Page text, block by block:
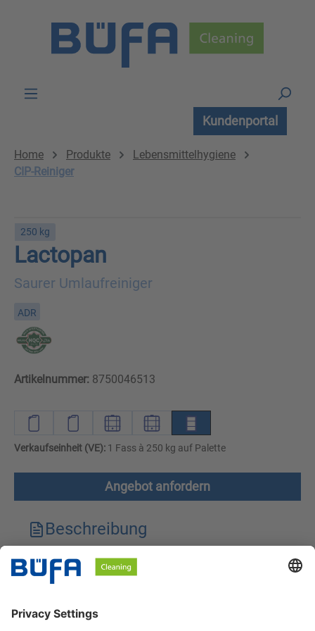
Kundenportal
Home Produkte
Lebensmittelhygiene
CIP-Reiniger
250 kg
Lactopan
Saurer Umlaufreiniger
ADR
Artikelnummer: 8750046513
Verkaufseinheit (VE): 1 Fass à 250 kg auf Palette
Angebot anfordern
Beschreibung
Technische Merkmale
Sicherheitshinweise